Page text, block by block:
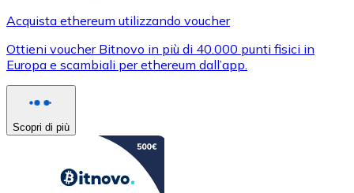
Acquista ethereum utilizzando voucher
Ottieni voucher Bitnovo in più di 40.000 punti fisici in
Europa e scambiali per ethereum dall’app.
Scopri di più